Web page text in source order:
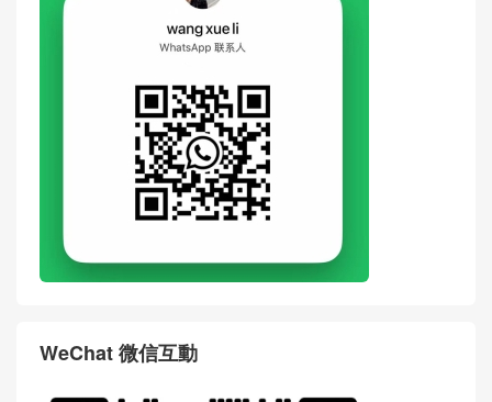
WeChat 微信互動